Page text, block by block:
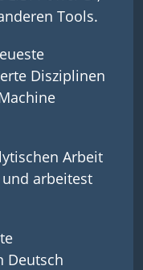
Tools.
Disziplinen
Arbeit
arbeitest
Deutsch